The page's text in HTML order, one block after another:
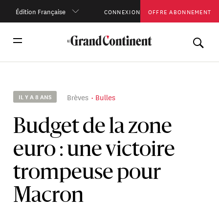
Édition Française CONNEXION OFFRE ABONNEMENT
IL Y A 8 ANS Brèves Bulles
Budget de la zone
euro : une victoire
trompeuse pour
Macron